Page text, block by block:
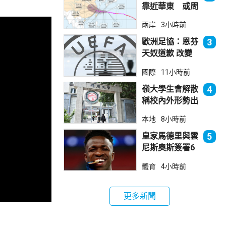
靠近華東 或周
兩岸 3小時前
歐洲足協：恩芬
天奴道歉 改變
立場
3
國際 11小時前
嶺大學生會解散
稱校內外形勢出
4
本地 8小時前
皇家馬德里與雲
尼斯奧斯簽署6
5
體育 4小時前
更多新聞